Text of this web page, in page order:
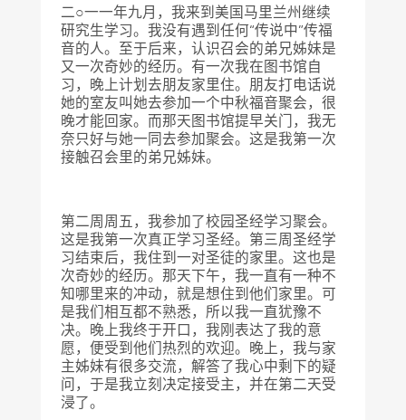
二○一一年九月，我来到美国马里兰州继续
研究生学习。我没有遇到任何“传说中”传福
音的人。至于后来，认识召会的弟兄姊妹是
又一次奇妙的经历。有一次我在图书馆自
习，晚上计划去朋友家里住。朋友打电话说
她的室友叫她去参加一个中秋福音聚会，很
晚才能回家。而那天图书馆提早关门，我无
奈只好与她一同去参加聚会。这是我第一次
接触召会里的弟兄姊妹。
第二周周五，我参加了校园圣经学习聚会。
这是我第一次真正学习圣经。第三周圣经学
习结束后，我住到一对圣徒的家里。这也是
次奇妙的经历。那天下午，我一直有一种不
知哪里来的冲动，就是想住到他们家里。可
是我们相互都不熟悉，所以我一直犹豫不
决。晚上我终于开口，我刚表达了我的意
愿，便受到他们热烈的欢迎。晚上，我与家
主姊妹有很多交流，解答了我心中剩下的疑
问，于是我立刻决定接受主，并在第二天受
浸了。